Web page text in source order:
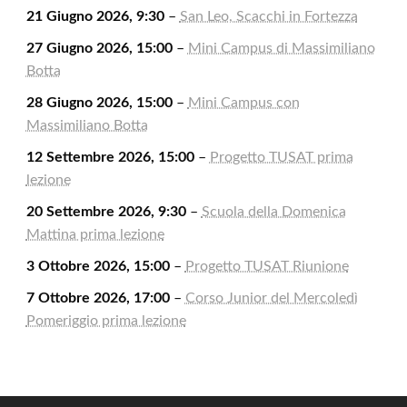
21 Giugno 2026, 9:30– San Leo, Scacchi in Fortezza
27 Giugno 2026, 15:00– Mini Campus di Massimiliano
Botta
28 Giugno 2026, 15:00– Mini Campus con
Massimiliano Botta
12 Settembre 2026, 15:00– Progetto TUSAT prima
lezione
20 Settembre 2026, 9:30– Scuola della Domenica
Mattina prima lezione
3 Ottobre 2026, 15:00– Progetto TUSAT Riunione
7 Ottobre 2026, 17:00– Corso Junior del Mercoledì
Pomeriggio prima lezione